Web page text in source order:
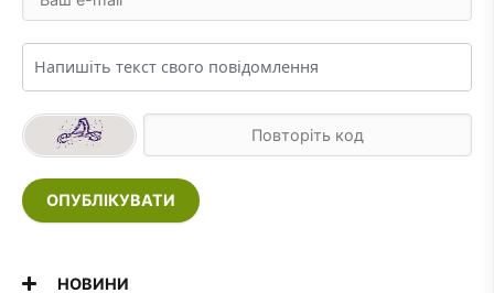
ОПУБЛІКУВАТИ
НОВИНИ